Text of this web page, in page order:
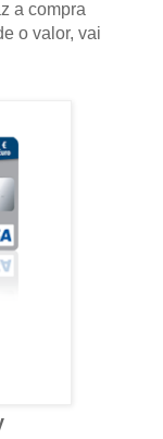
a compra
o valor, vai